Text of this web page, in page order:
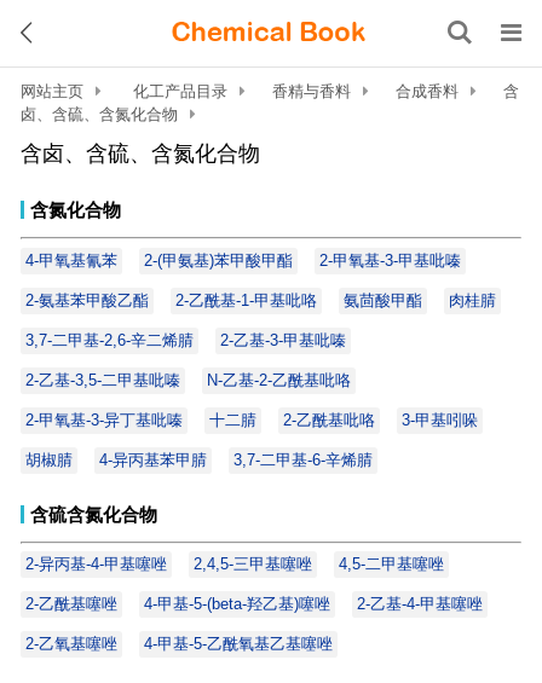
网站主页 化工产品目录 香精与香料 合成香料
含
卤、含硫、含氮化合物
含卤、含硫、含氮化合物
含氮化合物
4-甲氧基氰苯 2-(甲氨基)苯甲酸甲酯 2-甲氧基-3-甲基吡嗪
2-氨基苯甲酸乙酯 2-乙酰基-1-甲基吡咯 氨茴酸甲酯 肉桂腈
3,7-二甲基-2,6-辛二烯腈 2-乙基-3-甲基吡嗪
2-乙基-3,5-二甲基吡嗪 N-乙基-2-乙酰基吡咯
2-甲氧基-3-异丁基吡嗪 十二腈 2-乙酰基吡咯 3-甲基吲哚
胡椒腈 4-异丙基苯甲腈 3,7-二甲基-6-辛烯腈
含硫含氮化合物
2-异丙基-4-甲基噻唑 2,4,5-三甲基噻唑 4,5-二甲基噻唑
2-乙酰基噻唑 4-甲基-5-(beta-羟乙基)噻唑 2-乙基-4-甲基噻唑
2-乙氧基噻唑 4-甲基-5-乙酰氧基乙基噻唑